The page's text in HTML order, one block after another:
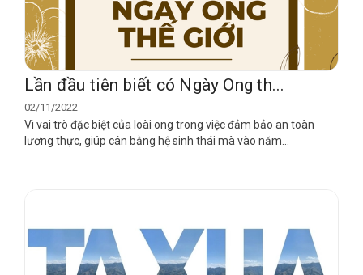
Lần đầu tiên biết có Ngày Ong th...
02/11/2022
Vì vai trò đặc biệt của loài ong trong việc đảm bảo an toàn
lương thực, giúp cân bằng hệ sinh thái mà vào năm...